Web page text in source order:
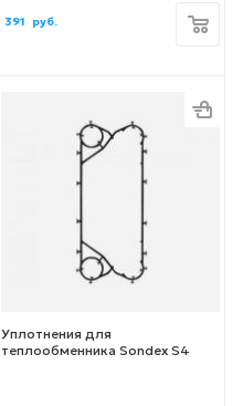
391 руб.
Уплотнения для
теплообменника Sondex S4